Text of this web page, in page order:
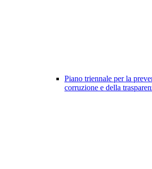
Piano triennale per la
corruzione e della